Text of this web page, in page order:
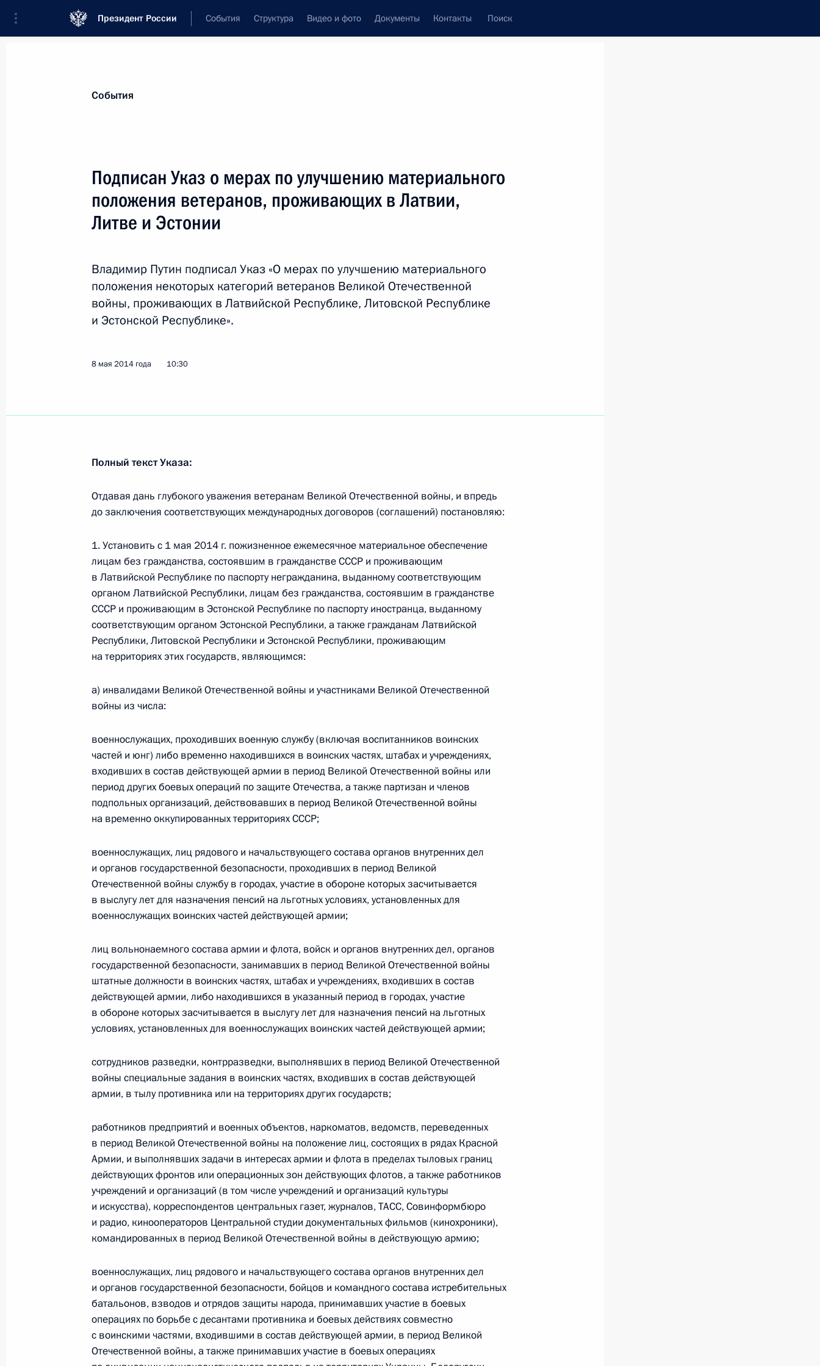
Президент России События Структура Видео и фото Документы Контакты Поиск
Указ о ежегодной денежной выплате некоторым категориям
граждан ко Дню Победы
25 апреля 2019 года, 10:00
Вручение верительных грамот послами иностранных государств
28 мая 2015 года, 15:40
ветеранов, проживающих в Латвии, Литве и Эстонии
22 февраля 2012 года, 13:30
Указ о награждении Юозаса Будрайтиса орденом Почёта
6 октября 2010 года, 13:30
Указ о награждении орденом Почёта Альгирдаса Бразаускаса
17 июня 2010 года, 14:00
18 августа 2009 года, 12:40
Федеральный закон о ратификации соглашения с Литвой
о судоходстве по Куршскому заливу
29 апреля 2009 года, 11:30
зарубежных стран
26 сентября 2002 года, 13:55
Встреча с военнослужащими Военно-Морского Флота
26 июля 2026 года
Разделы сайта
России
События
Структура
Видео и фото
Документы
Контакты
Поиск
Для СМИ
Справочник
Версия для людей
с ограниченными
возможностями
English
Информационные
Президента России
Президент России
Текущий ресурс
Конституция России
Государственная
символика
Обратиться к Президенту
Президент России —
гражданам школьного
возраста
Владимир Путин —
личный сайт
Дикая природа России
Официальные
Президента России
MAX
ВКонтакте
Rutube
Telegram-канал
YouTube
Правовая и
О портале
Об использовании
информации сайта
О персональных
данных пользователей
Написать в редакцию
События
Подписан Указ о мерах по улучшению материального
положения ветеранов, проживающих в Латвии,
Литве и Эстонии
Владимир Путин подписал Указ «О мерах по улучшению материального
положения некоторых категорий ветеранов Великой Отечественной
войны, проживающих в Латвийской Республике, Литовской Республике
и Эстонской Республике».
8 мая 2014 года 10:30
Полный текст Указа:
Отдавая дань глубокого уважения ветеранам Великой Отечественной войны, и впредь
до заключения соответствующих международных договоров (соглашений) постановляю:
1. Установить с 1 мая 2014 г. пожизненное ежемесячное материальное обеспечение
лицам без гражданства, состоявшим в гражданстве СССР и проживающим
в Латвийской Республике по паспорту негражданина, выданному соответствующим
органом Латвийской Республики, лицам без гражданства, состоявшим в гражданстве
СССР и проживающим в Эстонской Республике по паспорту иностранца, выданному
соответствующим органом Эстонской Республики, а также гражданам Латвийской
Республики, Литовской Республики и Эстонской Республики, проживающим
на территориях этих государств, являющимся:
а) инвалидами Великой Отечественной войны и участниками Великой Отечественной
войны из числа:
военнослужащих, проходивших военную службу (включая воспитанников воинских
частей и юнг) либо временно находившихся в воинских частях, штабах и учреждениях,
входивших в состав действующей армии в период Великой Отечественной войны или
период других боевых операций по защите Отечества, а также партизан и членов
подпольных организаций, действовавших в период Великой Отечественной войны
на временно оккупированных территориях СССР;
военнослужащих, лиц рядового и начальствующего состава органов внутренних дел
и органов государственной безопасности, проходивших в период Великой
Отечественной войны службу в городах, участие в обороне которых засчитывается
в выслугу лет для назначения пенсий на льготных условиях, установленных для
военнослужащих воинских частей действующей армии;
лиц вольнонаемного состава армии и флота, войск и органов внутренних дел, органов
государственной безопасности, занимавших в период Великой Отечественной войны
штатные должности в воинских частях, штабах и учреждениях, входивших в состав
действующей армии, либо находившихся в указанный период в городах, участие
в обороне которых засчитывается в выслугу лет для назначения пенсий на льготных
условиях, установленных для военнослужащих воинских частей действующей армии;
сотрудников разведки, контрразведки, выполнявших в период Великой Отечественной
войны специальные задания в воинских частях, входивших в состав действующей
армии, в тылу противника или на территориях других государств;
работников предприятий и военных объектов, наркоматов, ведомств, переведенных
в период Великой Отечественной войны на положение лиц, состоящих в рядах Красной
Армии, и выполнявших задачи в интересах армии и флота в пределах тыловых границ
действующих фронтов или операционных зон действующих флотов, а также работников
учреждений и организаций (в том числе учреждений и организаций культуры
и искусства), корреспондентов центральных газет, журналов, ТАСС, Совинформбюро
и радио, кинооператоров Центральной студии документальных фильмов (кинохроники),
командированных в период Великой Отечественной войны в действующую армию;
военнослужащих, лиц рядового и начальствующего состава органов внутренних дел
и органов государственной безопасности, бойцов и командного состава истребительных
батальонов, взводов и отрядов защиты народа, принимавших участие в боевых
операциях по борьбе с десантами противника и боевых действиях совместно
с воинскими частями, входившими в состав действующей армии, в период Великой
Отечественной войны, а также принимавших участие в боевых операциях